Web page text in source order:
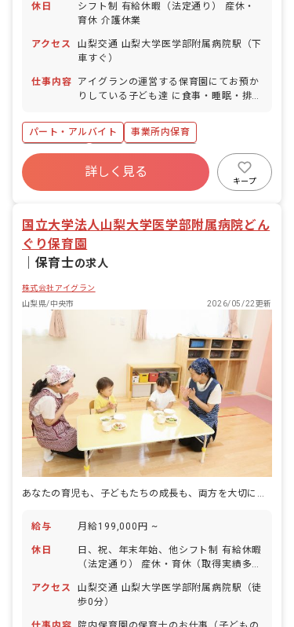
休日
シフト制 有給休暇（法定通り） 産休・
育休 介護休業
アクセス
山梨交通 山梨大学医学部附属病院駅（下
車すぐ）
仕事内容
アイグランの運営する保育園にてお預か
りしている子ども達 に食事・睡眠・排
活習慣 を教えたり、集団生活を通じて社
会性を養わせたり、行事の計画 ・実行や
お知らせの作成をしたり等多岐にわたっ
たお仕事をお願 いします。子ども達の成
長に携わる、やりがいあるお仕事です。
パート・アルバイト
事業所内保育
ブランクOK
有給
福利厚生充実
昇給昇進あり
産休育休制度
未経験歓迎
詳しく見る
キープ
国立大学法人山梨大学医学部附属病院どん
ぐり保育園
保育士の求人
株式会社アイグラン
山梨県/中央市
2026/05/22更新
あなたの育児も、子どもたちの成長も、両方を大切にできる保育の仕事
給与 月給199,000円 ~
休日
日、祝、年末年始、他シフト制 有給休暇
（法定通り） 産休・育休（取得実績多
日
アクセス
山梨交通 山梨大学医学部附属病院駅（徒
歩0分）